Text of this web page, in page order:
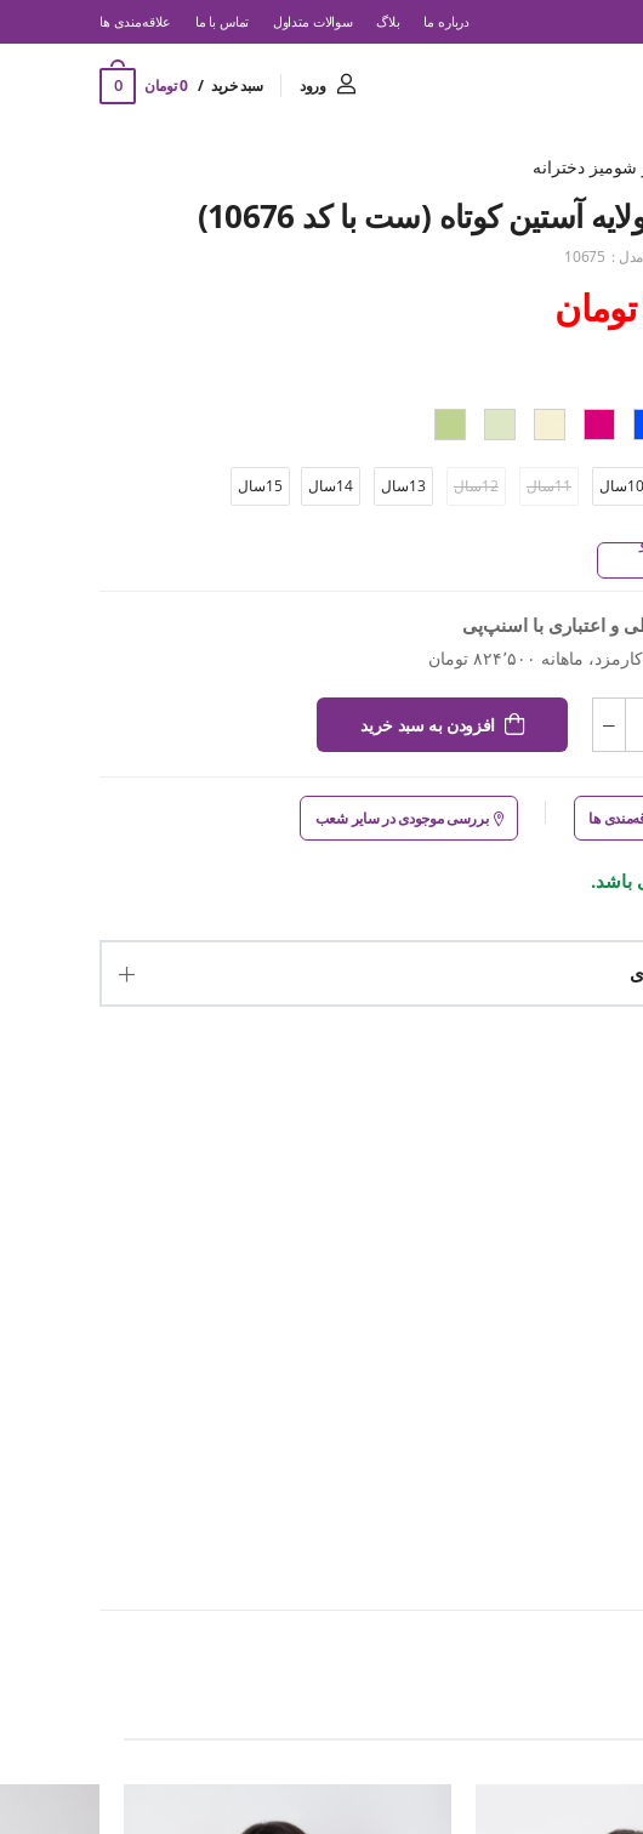
درباره ما بلاگ سوالات متداول تماس با ما ‌علاقه‌مندی ها
ورود سبد خرید 0 تومان 0
شومیز دخترانه
آستین کوتاه (ست با کد 10676)
:
10675
10سال 11سال 12سال 13سال 14سال 15سال
و اعتباری با اسنپ‌پی
افزودن به سبد خرید
ها بررسی موجودی در سایر شعب
باشد.